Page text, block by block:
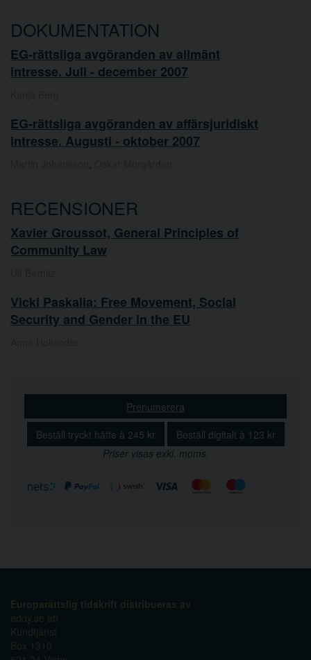
DOKUMENTATION
EG-rättsliga avgöranden av allmänt
intresse. Juli - december 2007
EG-rättsliga avgöranden av affärsjuridiskt
intresse. Augusti - oktober 2007
RECENSIONER
Xavier Groussot, General Principles of
Community Law
Vicki Paskalia: Free Movement, Social
Security and Gender in the EU
Prenumerera
Beställ tryckt häfte à 245 kr
Beställ digitalt à 123 kr
Priser visas exkl. moms.
Europarättslig tidskrift distribueras av
eddy.se ab
Kundtjänst
Box 1310